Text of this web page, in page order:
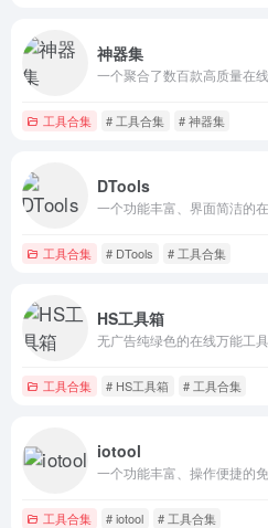
神器集
工具合集 # 工具合集 # 神器集
DTools
工具合集 # DTools # 工具合集
HS工具箱
工具合集 # HS工具箱 # 工具合集
iotool
工具合集 # iotool # 工具合集